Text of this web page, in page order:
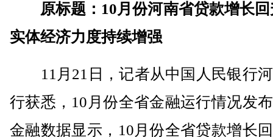
原标题：10月份河南省贷款增长
实体经济力度持续增强
11月21日，记者从中国人民银行
行获悉，10月份全省金融运行情况发
金融数据显示，10月份全省贷款增长